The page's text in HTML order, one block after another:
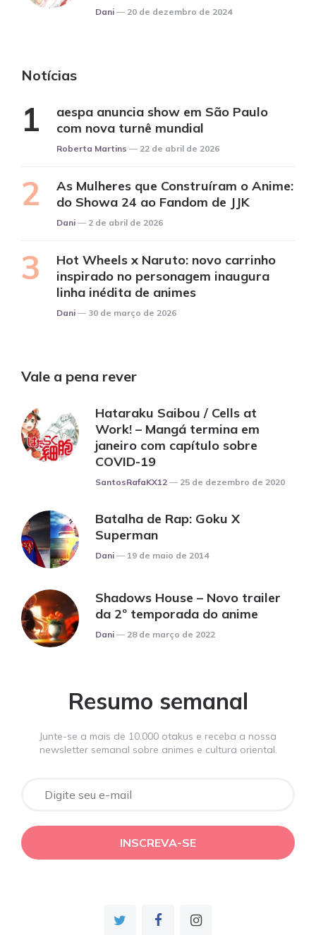
Posted
Dani 20 de dezembro de 2024
Notícias
aespa anuncia show em São Paulo
com nova turnê mundial
Posted
Roberta Martins 22 de abril de 2026
As Mulheres que Construíram o Anime:
do Showa 24 ao Fandom de JJK
Posted
Dani 2 de abril de 2026
Hot Wheels x Naruto: novo carrinho
inspirado no personagem inaugura
linha inédita de animes
Posted
Dani 30 de março de 2026
Vale a pena rever
Hataraku Saibou / Cells at
Work! – Mangá termina em
janeiro com capítulo sobre
COVID-19
Posted
SantosRafaKX12 25 de dezembro de 2020
Batalha de Rap: Goku X
Superman
Posted
Dani 19 de maio de 2014
Shadows House – Novo trailer
da 2º temporada do anime
Posted
Dani 28 de março de 2022
Resumo semanal
Junte-se a mais de 10.000 otakus e receba a nossa
newsletter semanal sobre animes e cultura oriental.